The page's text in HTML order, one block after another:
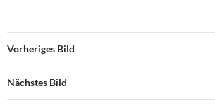
Vorheriges Bild
Nächstes Bild